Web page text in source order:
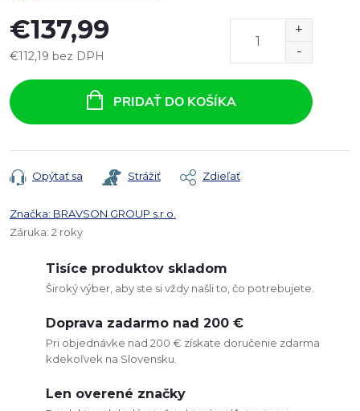
€137,99
€112,19 bez DPH
cena:
PRIDAŤ DO KOŠÍKA
Opýtať sa Strážiť Zdieľať
Značka: BRAVSON GROUP s.r.o.
Záruka: 2 roky
Tisíce produktov skladom
Široký výber, aby ste si vždy našli to, čo potrebujete.
Doprava zadarmo nad 200 €
Pri objednávke nad 200 € získate doručenie zdarma
kdekoľvek na Slovensku.
Len overené značky